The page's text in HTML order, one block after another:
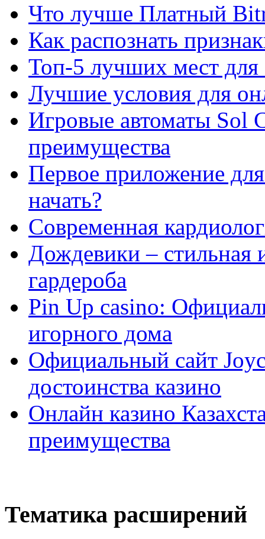
Что лучше Платный
Как распознать
Топ-5 лучших мест для
Лучшие условия для
Игровые автоматы Sol
преимущества
Первое приложение
начать?
Современная
Дождевики – стильная
гардероба
Pin Up casino:
игорного дома
Официальный сайт
достоинства казино
Онлайн казино
преимущества
Тематика расширений